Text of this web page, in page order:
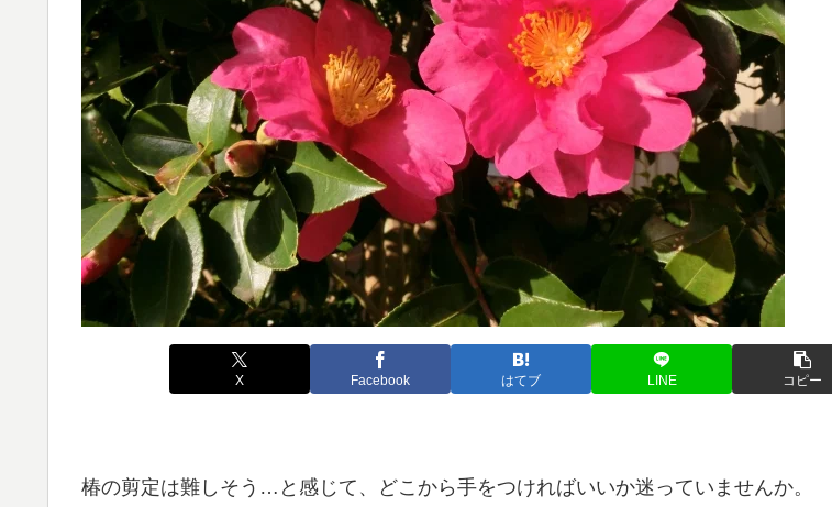
X Facebook はてブ LINE コピー
椿の剪定は難しそう…と感じて、どこから手をつければいいか迷っていませんか。